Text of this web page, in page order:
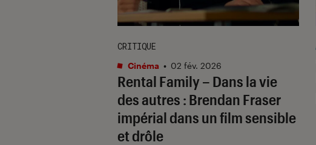
Rental Family – Dans la vie
des autres : Brendan Fraser
impérial dans un film sensible
et drôle
CRITIQUE
Cinéma • 02 fév. 2026